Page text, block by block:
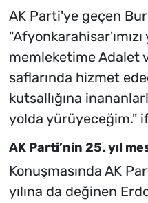
AK Parti'ye geçen
memleketime Adalet
saflarında hizmet
kutsallığına
yolda yürüyeceğim."
AK Parti’nin 25. yıl
Konuşmasında AK
yılına da değinen